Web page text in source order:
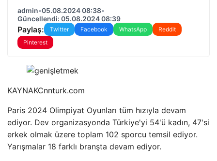
admin•05.08.2024 08:38•
Güncellendi: 05.08.2024 08:39
Paylaş: Twitter Facebook WhatsApp
Reddit
Pinterest
KAYNAKCnnturk.com
Paris 2024 Olimpiyat Oyunları tüm hızıyla devam
ediyor. Dev organizasyonda Türkiye'yi 54'ü kadın, 47'si
erkek olmak üzere toplam 102 sporcu temsil ediyor.
Yarışmalar 18 farklı branşta devam ediyor.